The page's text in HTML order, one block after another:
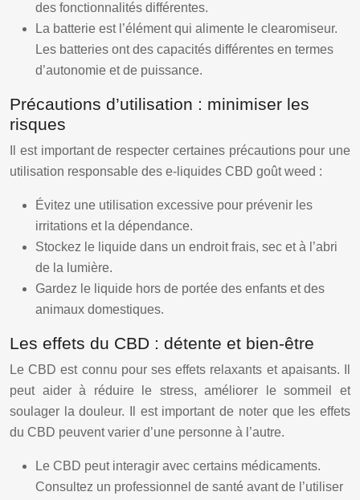
des fonctionnalités différentes.
La batterie est l’élément qui alimente le clearomiseur.
Les batteries ont des capacités différentes en termes
d’autonomie et de puissance.
Précautions d’utilisation : minimiser les
risques
Il est important de respecter certaines précautions pour une
utilisation responsable des e-liquides CBD goût weed :
Évitez une utilisation excessive pour prévenir les
irritations et la dépendance.
Stockez le liquide dans un endroit frais, sec et à l’abri
de la lumière.
Gardez le liquide hors de portée des enfants et des
animaux domestiques.
Les effets du CBD : détente et bien-être
Le CBD est connu pour ses effets relaxants et apaisants. Il
peut aider à réduire le stress, améliorer le sommeil et
soulager la douleur. Il est important de noter que les effets
du CBD peuvent varier d’une personne à l’autre.
Le CBD peut interagir avec certains médicaments.
Consultez un professionnel de santé avant de l’utiliser